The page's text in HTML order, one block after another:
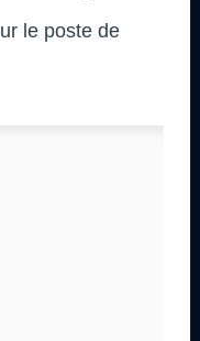
le poste de